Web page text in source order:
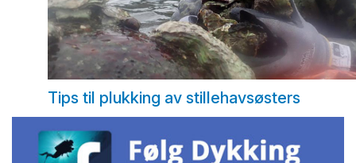
Tips til plukking av stillehavsøsters